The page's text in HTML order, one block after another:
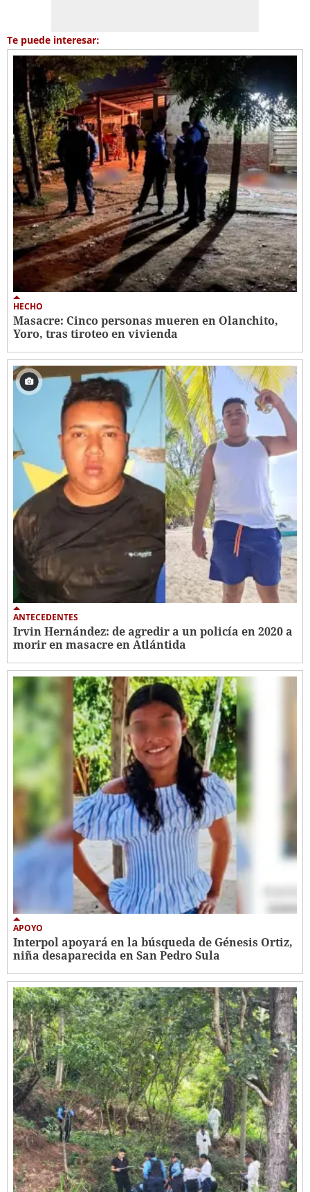
Te puede interesar:
HECHO
Masacre: Cinco personas mueren en Olanchito,
Yoro, tras tiroteo en vivienda
ANTECEDENTES
Irvin Hernández: de agredir a un policía en 2020 a
morir en masacre en Atlántida
APOYO
Interpol apoyará en la búsqueda de Génesis Ortiz,
niña desaparecida en San Pedro Sula